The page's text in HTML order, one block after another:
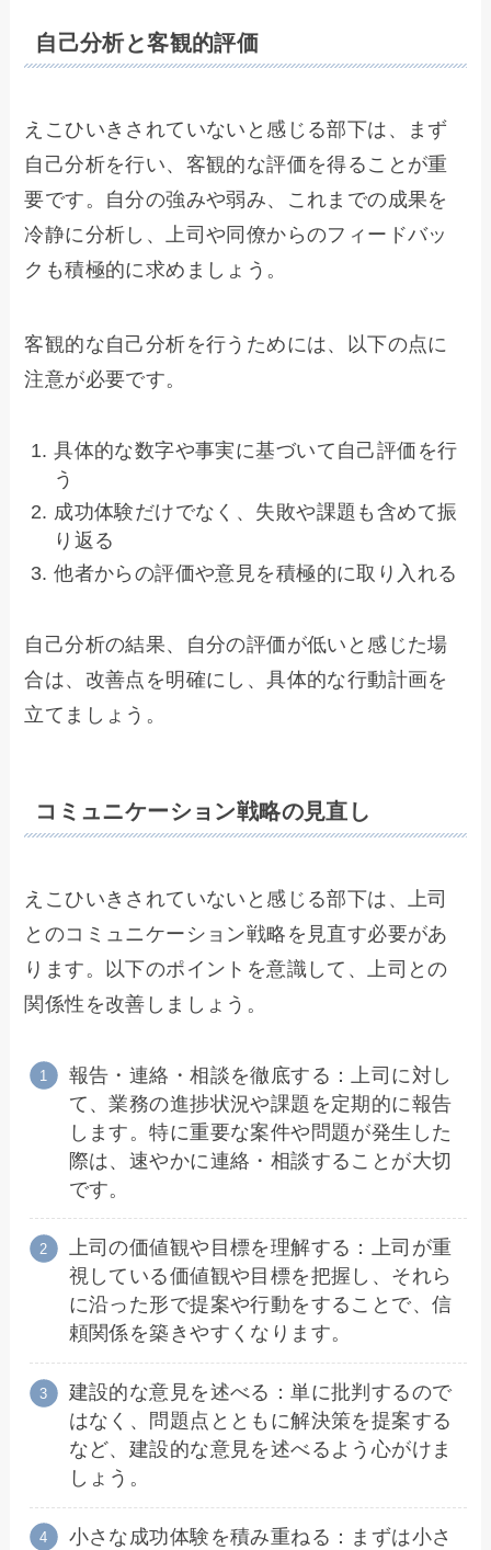
自己分析と客観的評価
えこひいきされていないと感じる部下は、まず
自己分析を行い、客観的な評価を得ることが重
要です。自分の強みや弱み、これまでの成果を
冷静に分析し、上司や同僚からのフィードバッ
クも積極的に求めましょう。
客観的な自己分析を行うためには、以下の点に
注意が必要です。
具体的な数字や事実に基づいて自己評価を行
う
成功体験だけでなく、失敗や課題も含めて振
り返る
他者からの評価や意見を積極的に取り入れる
自己分析の結果、自分の評価が低いと感じた場
合は、改善点を明確にし、具体的な行動計画を
立てましょう。
コミュニケーション戦略の見直し
えこひいきされていないと感じる部下は、上司
とのコミュニケーション戦略を見直す必要があ
ります。以下のポイントを意識して、上司との
関係性を改善しましょう。
報告・連絡・相談を徹底する：上司に対し
て、業務の進捗状況や課題を定期的に報告
します。特に重要な案件や問題が発生した
際は、速やかに連絡・相談することが大切
です。
上司の価値観や目標を理解する：上司が重
視している価値観や目標を把握し、それら
に沿った形で提案や行動をすることで、信
頼関係を築きやすくなります。
建設的な意見を述べる：単に批判するので
はなく、問題点とともに解決策を提案する
など、建設的な意見を述べるよう心がけま
しょう。
小さな成功体験を積み重ねる：まずは小さ